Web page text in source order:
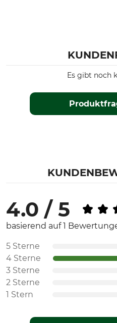
Es gibt noch
4.0 / 5
basierend auf 1
5 Sterne
4 Sterne
3 Sterne
2 Sterne
1 Stern